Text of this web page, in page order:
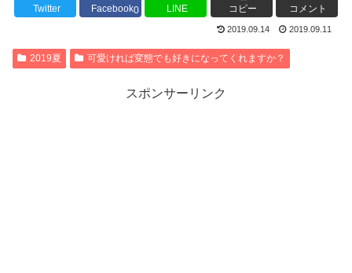
Powered by livedoor 相互RSS
Twitter Facebook0 LINE コピー コメント
2019.09.14 2019.09.11
2019夏 可愛ければ変態でも好きになってくれますか？
スポンサーリンク